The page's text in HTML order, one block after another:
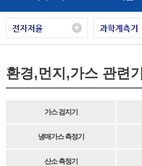
환경,먼지,가스 관련기
가스 검지기
냉매가스 측정기
산소 측정기